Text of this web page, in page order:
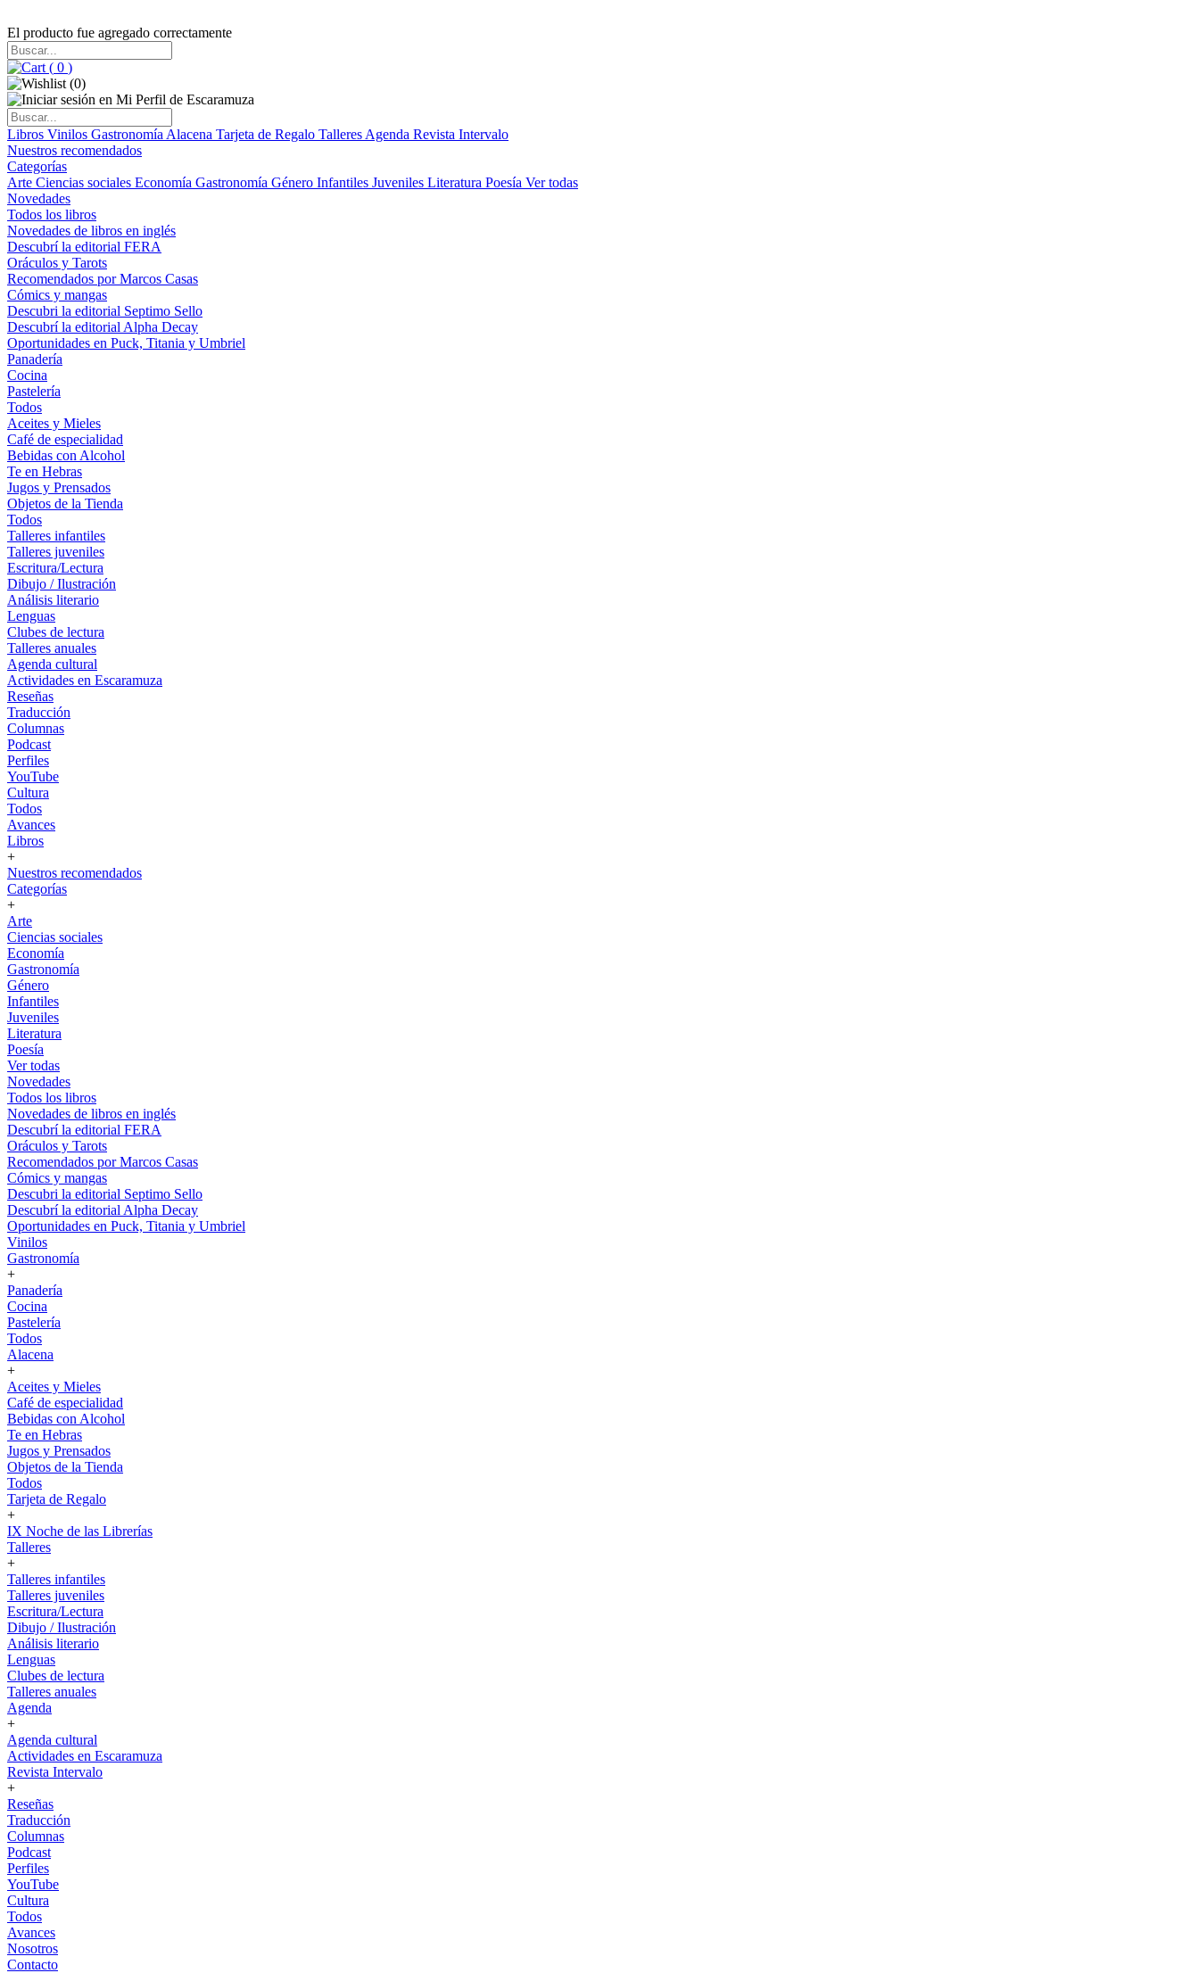
El producto fue agregado correctamente
( 0 )
(0)
Libros Vinilos Gastronomía Alacena Tarjeta de Regalo Talleres Agenda Revista Intervalo
Nuestros recomendados
Categorías
Arte Ciencias sociales Economía Gastronomía Género Infantiles Juveniles Literatura Poesía Ver todas
Novedades
Todos los libros
Novedades de libros en inglés
Descubrí la editorial FERA
Oráculos y Tarots
Recomendados por Marcos Casas
Cómics y mangas
Descubri la editorial Septimo Sello
Descubrí la editorial Alpha Decay
Oportunidades en Puck, Titania y Umbriel
Panadería
Cocina
Pastelería
Todos
Aceites y Mieles
Café de especialidad
Bebidas con Alcohol
Te en Hebras
Jugos y Prensados
Objetos de la Tienda
Todos
Talleres infantiles
Talleres juveniles
Escritura/Lectura
Dibujo / Ilustración
Análisis literario
Lenguas
Clubes de lectura
Talleres anuales
Agenda cultural
Actividades en Escaramuza
Reseñas
Traducción
Columnas
Podcast
Perfiles
YouTube
Cultura
Todos
Avances
Libros
+
Nuestros recomendados
Categorías
+
Arte
Ciencias sociales
Economía
Gastronomía
Género
Infantiles
Juveniles
Literatura
Poesía
Ver todas
Novedades
Todos los libros
Novedades de libros en inglés
Descubrí la editorial FERA
Oráculos y Tarots
Recomendados por Marcos Casas
Cómics y mangas
Descubri la editorial Septimo Sello
Descubrí la editorial Alpha Decay
Oportunidades en Puck, Titania y Umbriel
Vinilos
Gastronomía
+
Panadería
Cocina
Pastelería
Todos
Alacena
+
Aceites y Mieles
Café de especialidad
Bebidas con Alcohol
Te en Hebras
Jugos y Prensados
Objetos de la Tienda
Todos
Tarjeta de Regalo
+
IX Noche de las Librerías
Talleres
+
Talleres infantiles
Talleres juveniles
Escritura/Lectura
Dibujo / Ilustración
Análisis literario
Lenguas
Clubes de lectura
Talleres anuales
Agenda
+
Agenda cultural
Actividades en Escaramuza
Revista Intervalo
+
Reseñas
Traducción
Columnas
Podcast
Perfiles
YouTube
Cultura
Todos
Avances
Nosotros
Contacto